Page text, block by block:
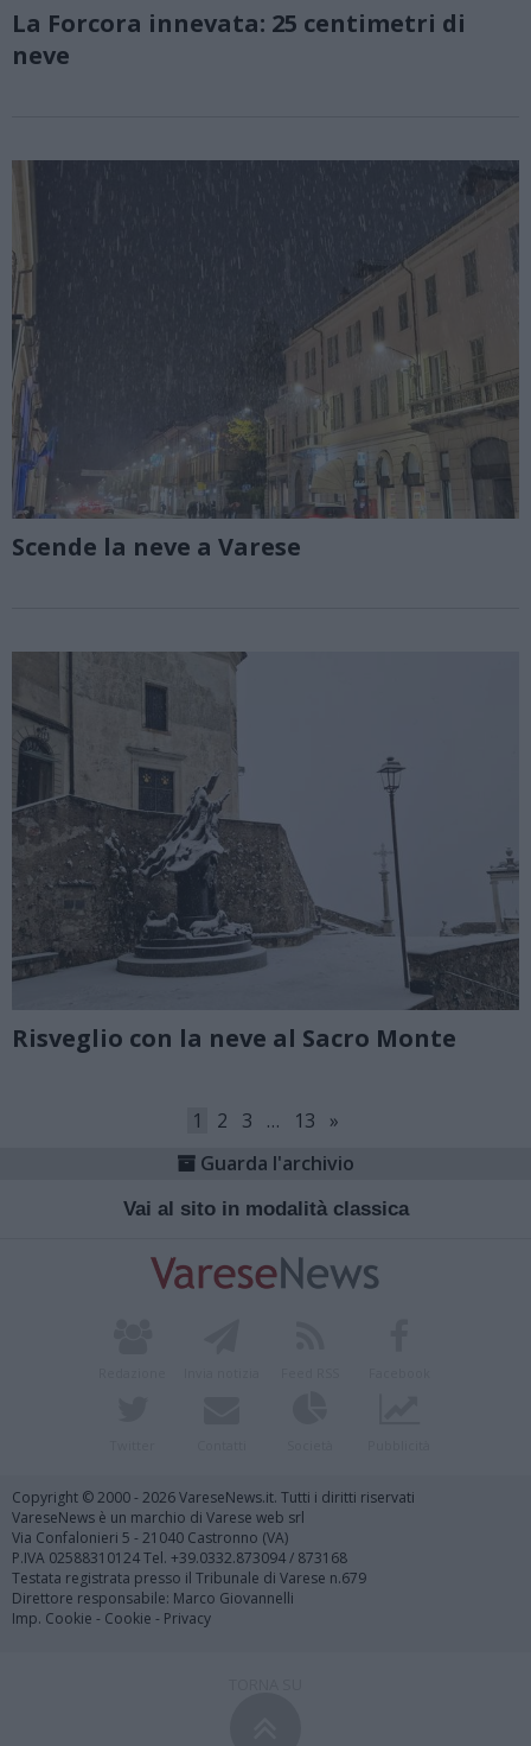
La Forcora innevata: 25 centimetri di
neve
Scende la neve a Varese
Risveglio con la neve al Sacro Monte
1 2 3 … 13
»
Guarda l'archivio
Vai al sito in modalità classica
Copyright © 2000 - 2026 VareseNews.it. Tutti i diritti riservati
VareseNews è un marchio di Varese web srl
Via Confalonieri 5 - 21040 Castronno (VA)
P.IVA 02588310124 Tel. +39.0332.873094 / 873168
Testata registrata presso il Tribunale di Varese n.679
Direttore responsabile: Marco Giovannelli
Imp. Cookie - Cookie - Privacy